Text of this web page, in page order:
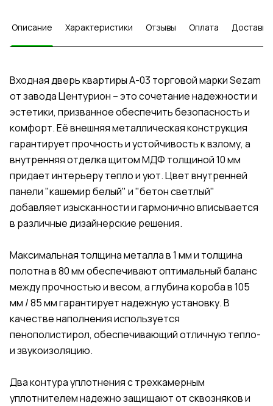
Описание Характеристики Отзывы Оплата Доставка
Входная дверь квартиры А-03 торговой марки Sezam
от завода Центурион – это сочетание надежности и
эстетики, призванное обеспечить безопасность и
комфорт. Её внешняя металлическая конструкция
гарантирует прочность и устойчивость к взлому, а
внутренняя отделка щитом МДФ толщиной 10 мм
придает интерьеру тепло и уют. Цвет внутренней
панели "кашемир белый" и "бетон светлый"
добавляет изысканности и гармонично вписывается
в различные дизайнерские решения.
Максимальная толщина металла в 1 мм и толщина
полотна в 80 мм обеспечивают оптимальный баланс
между прочностью и весом, а глубина короба в 105
мм / 85 мм гарантирует надежную установку. В
качестве наполнения используется
пенополистирол, обеспечивающий отличную тепло-
и звукоизоляцию.
Два контура уплотнения с трехкамерным
уплотнителем надежно защищают от сквозняков и